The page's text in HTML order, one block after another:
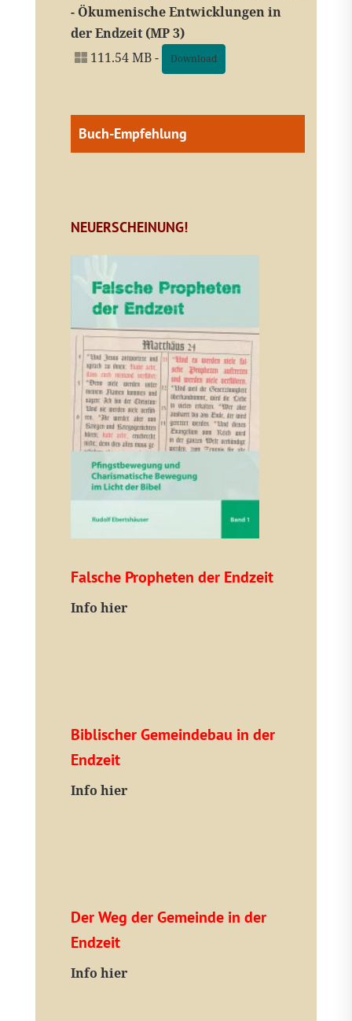
- Ökumenische Entwicklungen in
der Endzeit (MP 3)
111.54 MB -
Download
Buch-Empfehlung
NEUERSCHEINUNG!
Falsche Propheten der Endzeit
Info hier
Biblischer Gemeindebau in der
Endzeit
Info hier
Der Weg der Gemeinde in der
Endzeit
Info hier